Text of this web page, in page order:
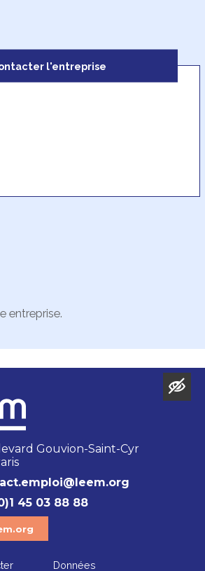
l'entreprise
entreprise.
Gouvion-Saint-Cyr
45 03 88 88
Données